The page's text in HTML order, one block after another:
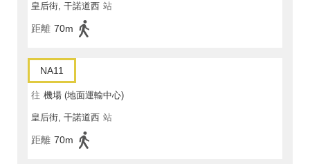
皇后街, 干諾道西 站
距離 70m
NA11
往 機場 (地面運輸中心)
皇后街, 干諾道西 站
距離 70m